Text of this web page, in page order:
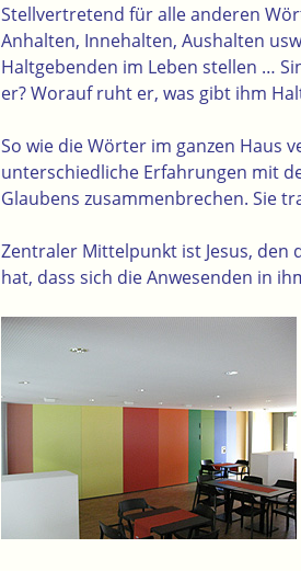
Stellvertretend für alle anderen
Anhalten, Innehalten, Aushalten
Haltgebenden im Leben stellen …
er? Worauf ruht er, was gibt ihm
So wie die Wörter im ganzen Haus
unterschiedliche Erfahrungen mit
Glaubens zusammenbrechen. Sie
Zentraler Mittelpunkt ist Jesus, den
hat, dass sich die Anwesenden in